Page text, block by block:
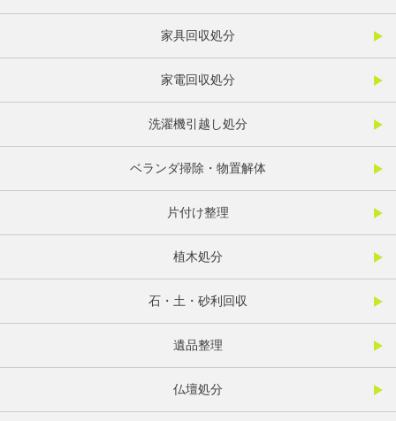
家具回収処分
家電回収処分
洗濯機引越し処分
ベランダ掃除・物置解体
片付け整理
植木処分
石・土・砂利回収
遺品整理
仏壇処分